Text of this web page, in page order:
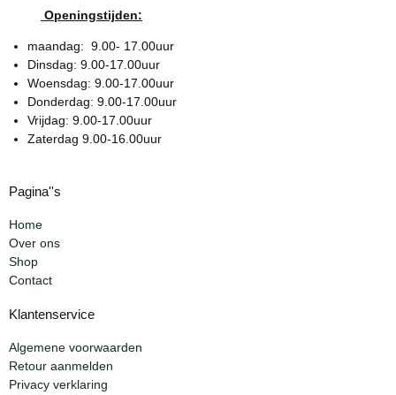
Openingstijden:
maandag: 9.00- 17.00uur
Dinsdag: 9.00-17.00uur
Woensdag: 9.00-17.00uur
Donderdag: 9.00-17.00uur
Vrijdag: 9.00-17.00uur
Zaterdag 9.00-16.00uur
Pagina''s
Home
Over ons
Shop
Contact
Klantenservice
Algemene voorwaarden
Retour aanmelden
Privacy verklaring